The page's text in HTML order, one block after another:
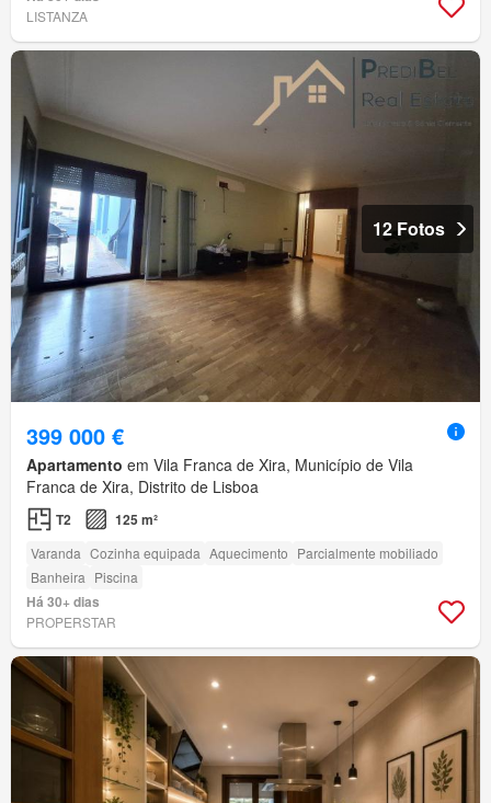
LISTANZA
12 Fotos
399 000 €
Apartamento em Vila Franca de Xira, Município de Vila
Franca de Xira, Distrito de Lisboa
T2 125 m²
Varanda Cozinha equipada Aquecimento Parcialmente mobiliado
Banheira Piscina
Há 30+ dias
PROPERSTAR